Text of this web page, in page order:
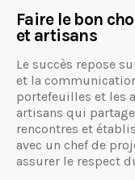
Faire le bon
et artisans
Le succès repose
et la
portefeuilles et les
artisans qui
rencontres et
avec un chef de
assurer le respect